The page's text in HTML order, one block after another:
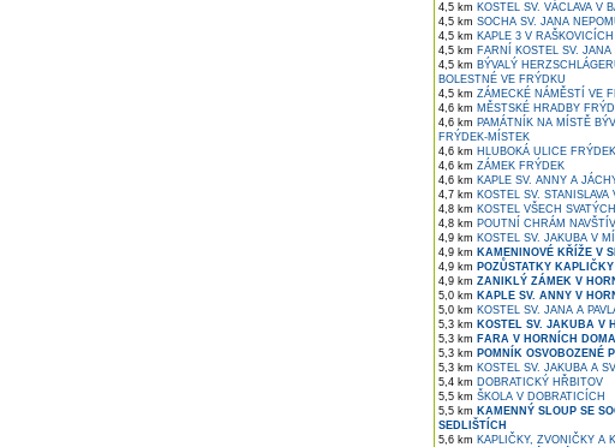
4,5 km KOSTEL SV. VÁCLAVA V
4,5 km SOCHA SV. JANA
4,5 km KAPLE 3 V RAŠKOVICÍCH
4,5 km FARNÍ KOSTEL SV.
4,5 km BÝVALÝ
BOLESTNÉ VE FRÝDKU
4,5 km ZÁMECKÉ NÁMĚSTÍ VE
4,6 km MĚSTSKÉ HRADBY
4,6 km PAMÁTNÍK NA MÍSTĚ
FRÝDEK-MÍSTEK
4,6 km HLUBOKÁ ULICE FRÝDEK
4,6 km ZÁMEK FRÝDEK
4,6 km KAPLE SV. ANNY A
4,7 km KOSTEL SV.
4,8 km KOSTEL VŠECH
4,8 km POUTNÍ CHRÁM
4,9 km KOSTEL SV. JAKUBA V
4,9 km KAMENINOVÉ KŘÍŽE V
4,9 km POZŮSTATKY
4,9 km ZANIKLÝ ZÁMEK V
5,0 km KAPLE SV. ANNY V
5,0 km KOSTEL SV. JANA A
5,3 km KOSTEL SV. JAKUBA V
5,3 km FARA V HORNÍCH
5,3 km POMNÍK OSVOBOZENÉ
5,3 km KOSTEL SV. JAKUBA A
5,4 km DOBRATICKÝ HŘBITOV
5,5 km ŠKOLA V DOBRATICÍCH
5,5 km KAMENNÝ SLOUP SE
SEDLIŠTÍCH
5,6 km KAPLIČKY, ZVONIČKY A